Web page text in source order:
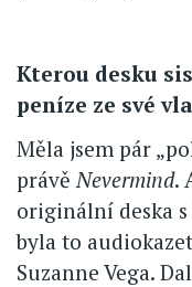
Kterou desku
peníze ze své
Měla jsem pár
právě Nevermind.
originální deska
byla to
Suzanne Vega.